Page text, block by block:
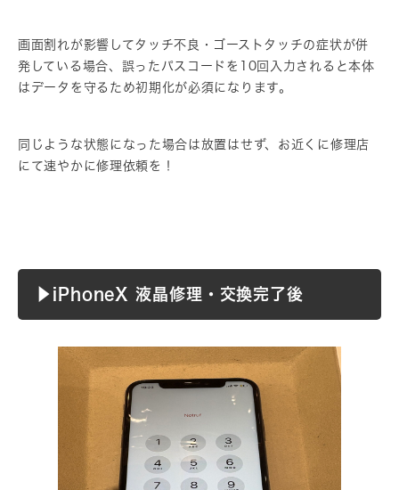
画面割れが影響してタッチ不良・ゴーストタッチの症状が併
発している場合、誤ったパスコードを10回入力されると本体
はデータを守るため初期化が必須になります。
同じような状態になった場合は放置はせず、お近くに修理店
にて速やかに修理依頼を！
▶︎iPhoneX 液晶修理・交換完了後